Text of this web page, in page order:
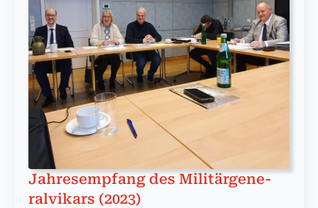
Jahres­em­pfang des Mi­li­tär­ge­ne­
ral­vi­kars (2023)